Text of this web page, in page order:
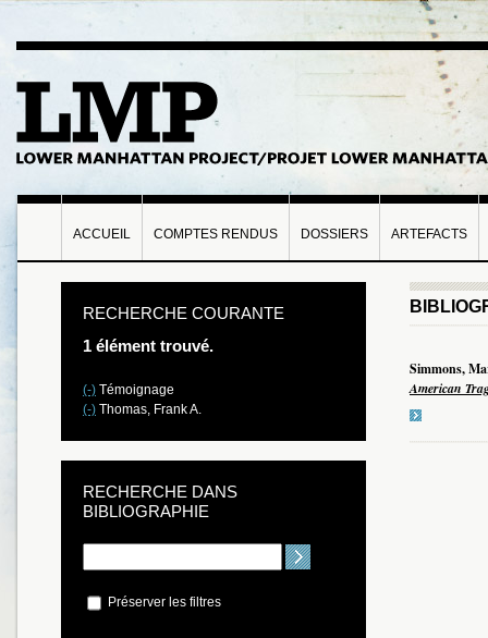
ACCUEIL COMPTES RENDUS DOSSIERS ARTEFACTS
Simmons,
American
RECHERCHE COURANTE
1 élément trouvé.
(-) Témoignage
(-) Thomas, Frank A.
RECHERCHE DANS
BIBLIOGRAPHIE
Préserver les filtres